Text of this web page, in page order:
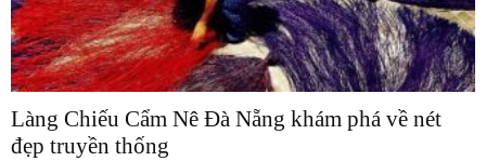
Làng Chiếu Cẩm Nê Đà Nẵng khám phá về nét
đẹp truyền thống